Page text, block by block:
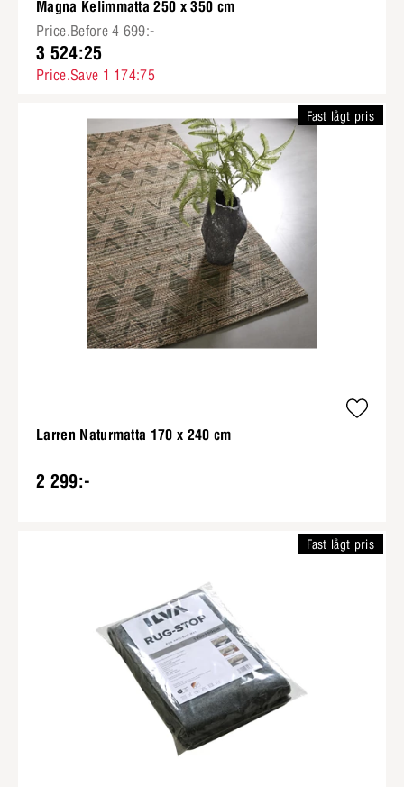
Magna Kelimmatta 250 x 350 cm
Price.Before 4 699:-
3 524:25
Price.Save 1 174:75
Larren Naturmatta 170 x 240 cm
2 299:-
Fast lågt pris
Fast lågt pris